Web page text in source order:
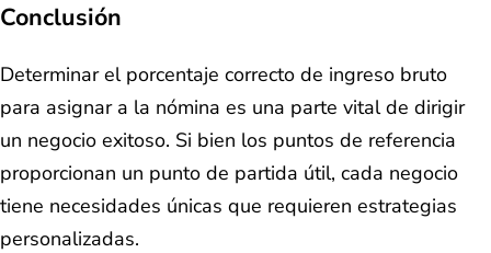
Conclusión
Determinar el porcentaje correcto de ingreso bruto
para asignar a la nómina es una parte vital de dirigir
un negocio exitoso. Si bien los puntos de referencia
proporcionan un punto de partida útil, cada negocio
tiene necesidades únicas que requieren estrategias
personalizadas.